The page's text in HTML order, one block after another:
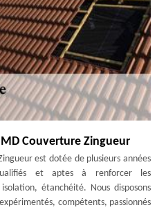
Couverture Zingueur
est dotée de plusieurs années
et aptes à renforcer les
étanchéité. Nous disposons
compétents, passionnés